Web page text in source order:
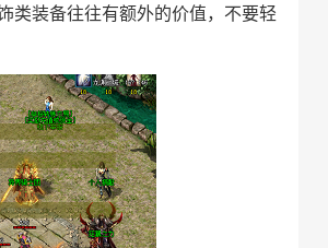
类装备往往有额外的价值，不要轻